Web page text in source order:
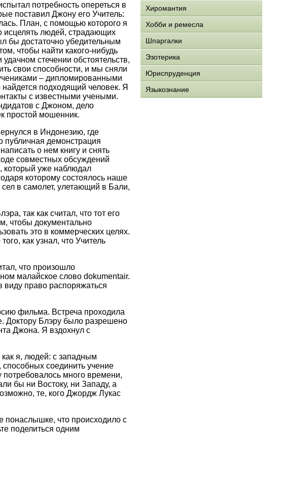
потребность опереться в
поставил Джону его Учитель:
План, с помощью которого я
исцелять людей, страдающих
бы достаточно убедительным
чтобы найти какого-нибудь
стечении обстоятельств,
свои способности, и мы сняли
– дипломированными
подходящий человек. Я
с известными учеными.
с Джоном, дело
простой мошенник.
в Индонезию, где
публичная демонстрация
о нем книгу и снять
совместных обсуждений
который уже наблюдал
которому состоялось наше
в самолет, улетающий в Бали,
так как считал, что тот его
чтобы документально
это в коммерческих целях.
как узнал, что Учитель
что произошло
малайское слово dokumentair.
виду право распоряжаться
фильма. Встреча проходила
Доктору Блэру было разрешено
Джона. Я вздохнул с
я, людей: с западным
соединить учение
потребовалось много времени,
бы ни Востоку, ни Западу, а
те, кого Джордж Лукас
понаслышке, что происходило с
поделиться одним
Хиромантия
Хобби и ремесла
Шпаргалки
Эзотерика
Юриспруденция
Языкознание